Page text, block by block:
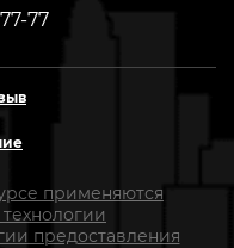
77
применяются
предоставления